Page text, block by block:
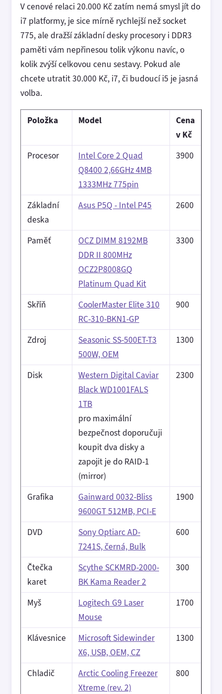
V cenové relaci 20.000 Kč zatím nemá smysl jít do
i7 platformy, je sice mírně rychlejší než socket
775, ale dražší základní desky procesory i DDR3
paměti vám nepřinesou tolik výkonu navíc, o
kolik zvýší celkovou cenu sestavy. Pokud ale
chcete utratit 30.000 Kč, i7, či budoucí i5 je jasná
volba.
Položka Model
Cena
v Kč
Procesor
Intel Core 2 Quad
Q8400 2,66GHz 4MB
1333MHz 775pin
3900
Základní
deska
Asus P5Q - Intel P45 2600
Paměť
OCZ DIMM 8192MB
DDR II 800MHz
OCZ2P8008GQ
Platinum Quad Kit
3300
Skříň
CoolerMaster Elite 310
RC-310-BKN1-GP
900
Zdroj
Seasonic SS-500ET-T3
500W, OEM
1300
Disk
Western Digital Caviar
Black WD1001FALS
1TB
pro maximální
bezpečnost doporučuji
koupit dva disky a
zapojit je do RAID-1
(mirror)
2300
Grafika
Gainward 0032-Bliss
9600GT 512MB, PCI-E
1900
DVD
Sony Optiarc AD-
7241S, černá, Bulk
600
Čtečka
karet
Scythe SCKMRD-2000-
BK Kama Reader 2
300
Myš
Logitech G9 Laser
Mouse
1700
Klávesnice
Microsoft Sidewinder
X6, USB, OEM, CZ
1300
Chladič
Arctic Cooling Freezer
Xtreme (rev. 2)
800